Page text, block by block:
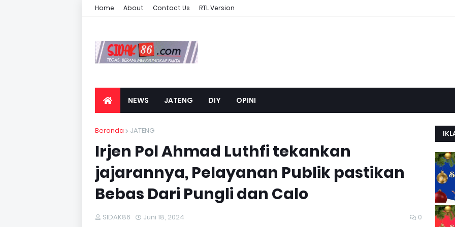
Home About Contact Us RTL Version
NEWS JATENG DIY OPINI
Beranda JATENG
Irjen Pol Ahmad Luthfi tekankan
jajarannya, Pelayanan Publik pastikan
Bebas Dari Pungli dan Calo
SIDAK86 Juni 18, 2024 0